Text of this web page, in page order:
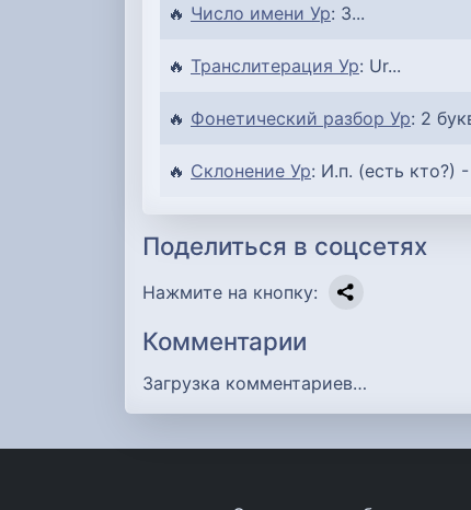
🔥 Число имени Ур: 3...
🔥 Транслитерация Ур: Ur...
🔥 Фонетический разбор Ур: 2
🔥 Склонение Ур: И.п. (есть кто?)
Поделиться в соцсетях
Нажмите на кнопку:
Комментарии
Загрузка комментариев…